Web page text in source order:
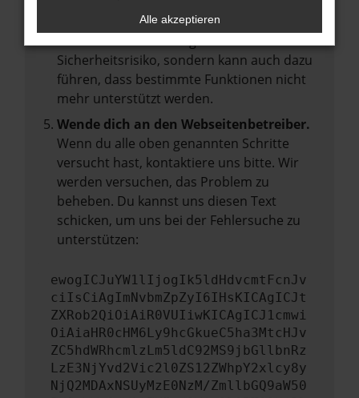
Veraltete Software birgt nicht nur ein
Sicherheitsrisiko, sondern kann auch dazu
führen, dass bestimmte Funktionen nicht
mehr unterstützt werden.
Wende dich an den Webseitenbetreiber.
Wenn du alle oben genannten Schritte
versucht hast, kontaktiere uns bitte. Wir
werden versuchen, das Problem zu
beheben. Du kannst uns diesen Text
schicken, um uns bei der Fehlersuche zu
unterstützen:
ewogICJuYW1lIjogIk5ldHdvcmtFcnJv
ciIsCiAgImNvbmZpZyI6IHsKICAgICJt
ZXRob2QiOiAiR0VUIiwKICAgICJ1cmwi
OiAiaHR0cHM6Ly9hcGkueC5ha3MtcHJv
ZC5hdWRhcmlzLm5ldC92MS9jbGllbnRz
LzE3NjYvd2Vic2l0ZS12ZWhpY2xlcy8y
NjQ2MDAxNSUyMzE0NzM/ZmllbGQ9aW50
Alle akzeptieren